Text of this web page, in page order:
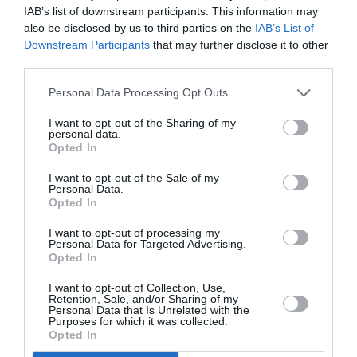
IAB’s list of downstream participants. This information may
also be disclosed by us to third parties on the IAB’s List of
Downstream Participants that may further disclose it to other
Personal Data Processing Opt Outs
I want to opt-out of the Sharing of my
personal data.
Opted In
I want to opt-out of the Sale of my
Personal Data.
Opted In
I want to opt-out of processing my
Personal Data for Targeted Advertising.
Opted In
I want to opt-out of Collection, Use,
Retention, Sale, and/or Sharing of my
Personal Data that Is Unrelated with the
Purposes for which it was collected.
Opted In
20/06/2023
Μουσείο
Ακρόπολης: Ένα
μουσικό
αφιέρωμα στην
μελοποιημένη
ελληνική ποίηση
του μουσείου
ΑΠΟ: 27/05/2023 ΕΩΣ:
Το Μουσείο
Ακρόπολης
Πολιτιστικές
18/05/2023